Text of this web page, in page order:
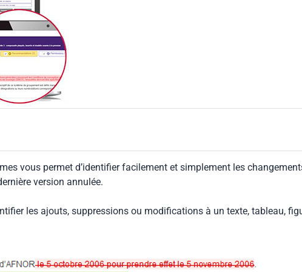
vous permet d’identifier facilement et simplement les
version annulée.
les ajouts, suppressions ou modifications à un texte, tableau,